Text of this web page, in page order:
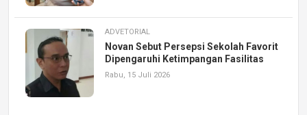
ADVETORIAL
Novan Sebut Persepsi Sekolah Favorit
Dipengaruhi Ketimpangan Fasilitas
Rabu, 15 Juli 2026